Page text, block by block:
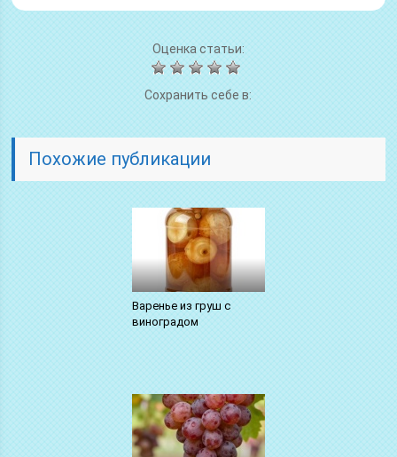
Оценка статьи:
Сохранить себе в:
Похожие публикации
Варенье из груш с
виноградом